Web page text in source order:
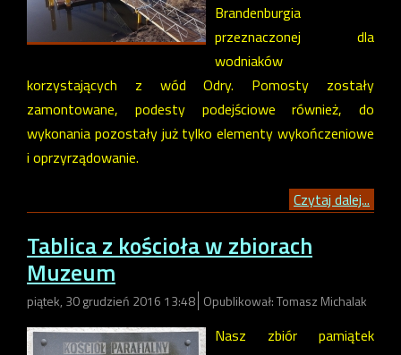
Brandenburgia
przeznaczonej dla
wodniaków
korzystających z wód Odry. Pomosty zostały
zamontowane, podesty podejściowe również, do
wykonania pozostały już tylko elementy wykończeniowe
i oprzyrządowanie.
Czytaj dalej...
Tablica z kościoła w zbiorach
Muzeum
piątek, 30 grudzień 2016 13:48 Opublikował: Tomasz Michalak
Nasz zbiór pamiątek